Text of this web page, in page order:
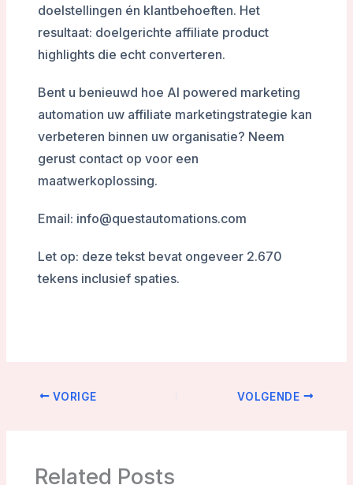
doelstellingen én klantbehoeften. Het
resultaat: doelgerichte affiliate product
highlights die echt converteren.
Bent u benieuwd hoe AI powered marketing
automation uw affiliate marketingstrategie kan
verbeteren binnen uw organisatie? Neem
gerust contact op voor een
maatwerkoplossing.
Email: info@questautomations.com
Let op: deze tekst bevat ongeveer 2.670
tekens inclusief spaties.
VORIGE VOLGENDE
Related Posts